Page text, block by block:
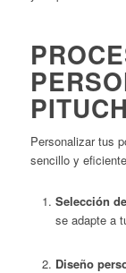
Personalizar tus
sencillo y
Selección
se adapte a
Diseño